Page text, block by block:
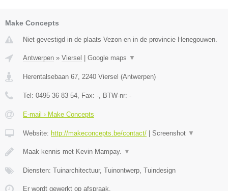
Make Concepts
Niet gevestigd in de plaats Vezon en in de provincie Henegouwen.
Antwerpen » Viersel | Google maps ▼
Herentalsebaan 67 2240 Viersel (Antwerpen)
Tel: 0495 36 83 54 , Fax: - , BTW-nr: -
E-mail › Make Concepts
Website: http://makeconcepts.be/contact/ | Screenshot ▼
Maak kennis met Kevin Mampay. ▼
Diensten: Tuinarchitectuur, Tuinontwerp, Tuindesign
Er wordt gewerkt op afspraak.